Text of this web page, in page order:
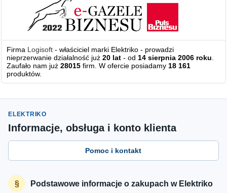
Firma Logisoft - właściciel marki Elektriko - prowadzi
nieprzerwanie działalność już20 lat - od14 sierpnia 2006 roku.
Zaufało nam już28015 firm. W ofercie posiadamy18 161
produktów.
ELEKTRIKO
Informacje, obsługa i konto klienta
Pomoc i kontakt
Podstawowe informacje o zakupach w Elektriko